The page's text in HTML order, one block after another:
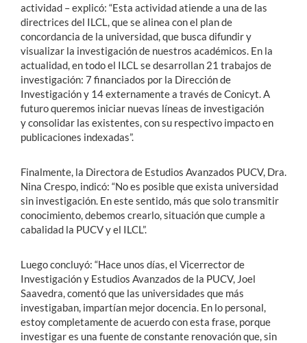
actividad – explicó: “Esta actividad atiende a una de las
directrices del ILCL, que se alinea con el plan de
concordancia de la universidad, que busca difundir y
visualizar la investigación de nuestros académicos. En la
actualidad, en todo el ILCL se desarrollan 21 trabajos de
investigación: 7 financiados por la Dirección de
Investigación y 14 externamente a través de Conicyt. A
futuro queremos iniciar nuevas líneas de investigación
y consolidar las existentes, con su respectivo impacto en
publicaciones indexadas”.
Finalmente, la Directora de Estudios Avanzados PUCV, Dra.
Nina Crespo, indicó: “No es posible que exista universidad
sin investigación. En este sentido, más que solo transmitir
conocimiento, debemos crearlo, situación que cumple a
cabalidad la PUCV y el ILCL”.
Luego concluyó: “Hace unos días, el Vicerrector de
Investigación y Estudios Avanzados de la PUCV, Joel
Saavedra, comentó que las universidades que más
investigaban, impartían mejor docencia. En lo personal,
estoy completamente de acuerdo con esta frase, porque
investigar es una fuente de constante renovación que, sin